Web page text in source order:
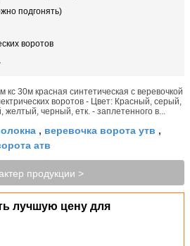
подгонять)
воротов
кс 30м красная синтетическая с веревочкой
воротов - Цвет: Красный, серый,
черный, етк. - заплетенного в...
, веревочка ворота утв ,
атв
продукции >
лучшую цену для